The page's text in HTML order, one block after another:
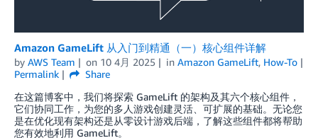
Amazon GameLift 从入门到精通（一）核心组件详解
by AWS Team on 10 4月 2025 in Amazon GameLift, How-To
Permalink
Share
在这篇博客中，我们将探索 GameLift 的架构及其六个核心组件，
它们协同工作，为您的多人游戏创建灵活、可扩展的基础。无论您
是在优化现有架构还是从零设计游戏后端，了解这些组件都将帮助
您有效地利用 GameLift。